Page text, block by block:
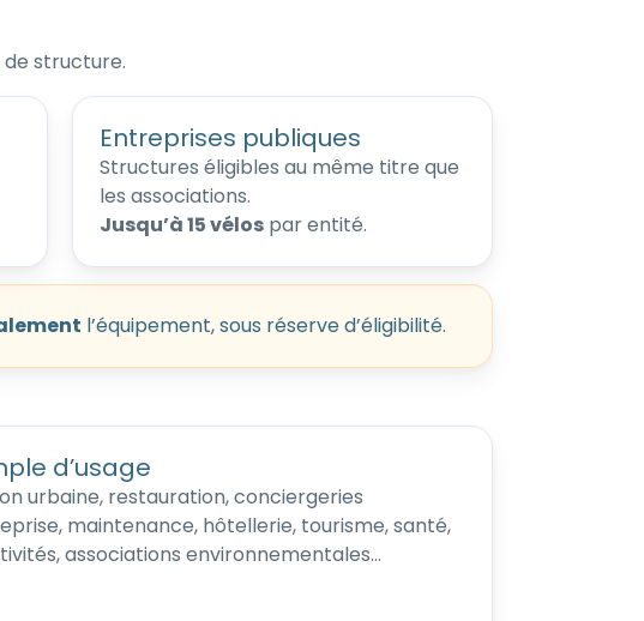
de structure.
Entreprises publiques
Structures éligibles au même titre que
les associations.
Jusqu’à 15 vélos par entité.
l’équipement, sous réserve d’éligibilité.
d’usage
urbaine, restauration, conciergeries
maintenance, hôtellerie, tourisme, santé,
associations environnementales…